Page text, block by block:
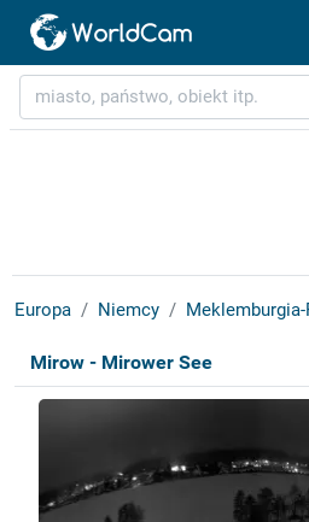
Europa Niemcy
Mirow - Mirower See